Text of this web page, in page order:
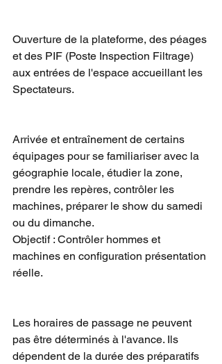
Ouverture de la plateforme, des péages
et des PIF (Poste Inspection Filtrage)
aux entrées de l'espace accueillant les
Spectateurs.
Arrivée et entraînement de certains
équipages pour se familiariser avec la
géographie locale, étudier la zone,
prendre les repères, contrôler les
machines, préparer le show du samedi
ou du dimanche.
Objectif : Contrôler hommes et
machines en configuration présentation
réelle.
Les horaires de passage ne peuvent
pas être déterminés à l'avance. Ils
dépendent de la durée des préparatifs